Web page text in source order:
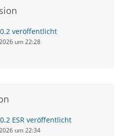
veröffentlicht
um 22:28
ESR veröffentlicht
um 22:34